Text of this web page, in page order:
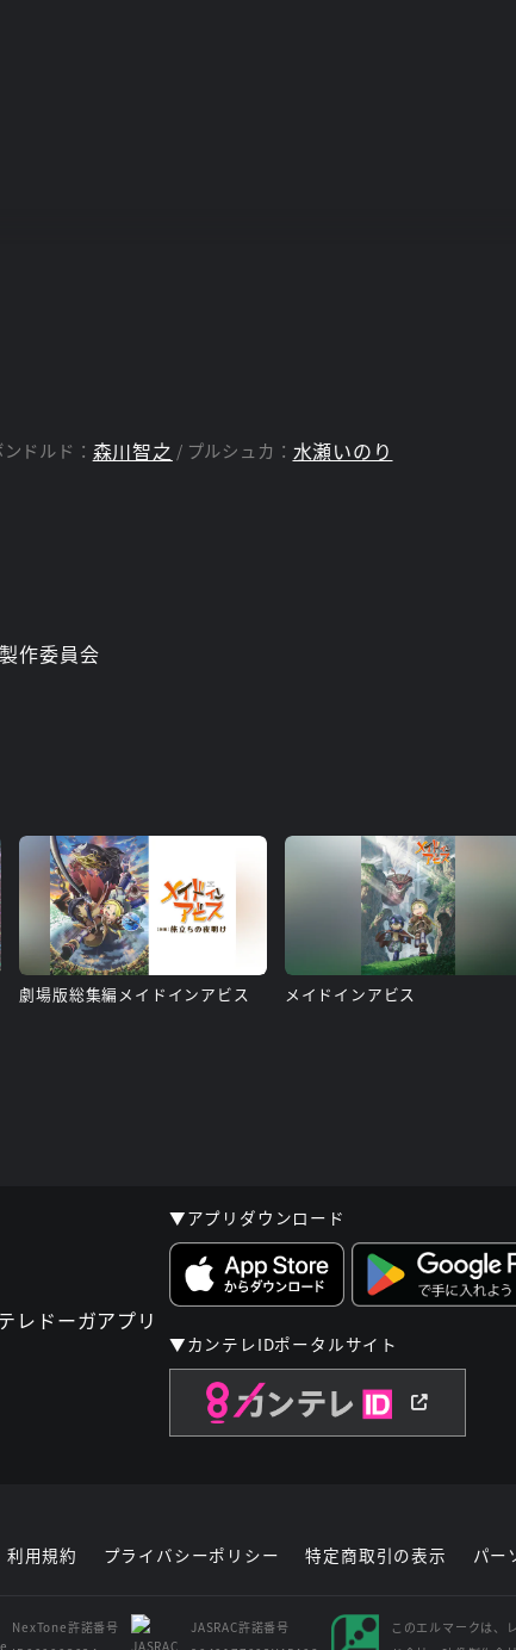
ドルド： 森川智之 プルシュカ： 水瀬いのり
作委員会
劇場版総集編メイドインアビス メイドインアビス
▼アプリダウンロード
▼カンテレIDポータルサイト
利用規約 プライバシーポリシー 特定商取引の表示 パー
NexTone許諾番号
JASRAC許諾番号
このエルマークは、